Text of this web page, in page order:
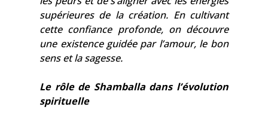
supérieures de la création. En cultivant
cette confiance profonde, on découvre
une existence guidée par l’amour, le bon
sens et la sagesse.
Le rôle de Shamballa dans l’évolution
spirituelle